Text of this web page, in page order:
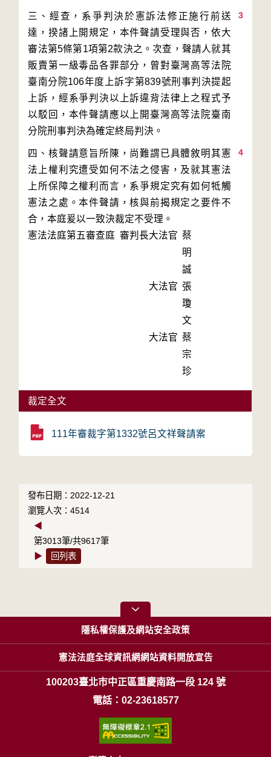
3
三、經查，系爭判決於憲訴法修正施行前送
達，揆諸上開規定，本件聲請受理與否，依大
審法第5條第1項第2款決之。次查，聲請人就其
販賣第一級毒品各罪部分，曾對臺灣高等法院
臺南分院106年度上訴字第839號刑事判決提起
上訴，經系爭判決以上訴違背法律上之程式予
以駁回，本件聲請應以上開臺灣高等法院臺南
4
四、核聲請意旨所陳，尚難謂已具體敘明其憲
法上權利究遭受如何不法之侵害，及就其憲法
上所保障之權利而言，系爭規定究有如何牴觸
憲法之處。本件聲請，核與前揭規定之要件不
合，本庭爰以一致決裁定不受理。
憲法法庭第五審查庭 審判長大法官 蔡
明
誠
大法官 張
瓊
文
大法官 蔡
宗
珍
裁定全文
111年審裁字第1332號呂文祥聲請案
發布日期：2022-12-21
瀏覽人次：4514
◀
第3013筆/共9617筆
▶
回列表
隱私權保護及網站安全政策
憲法法庭全球資訊網網站資料開放宣告
100203臺北市中正區重慶南路一段 124 號
電話：02-23618577